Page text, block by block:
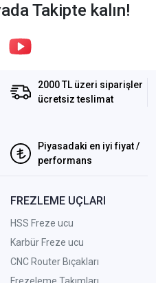
Takipte kalın!
2000 TL üzeri siparişler
ücretsiz teslimat
Piyasadaki en iyi fiyat /
performans
FREZLEME UÇLARI
HSS Freze ucu
Karbür Freze ucu
CNC Router Bıçakları
Frezeleme Takımları